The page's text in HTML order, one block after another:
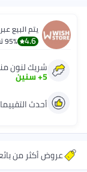
يتم البيع عبر
4.6
95%
شريك لنون
5
+سنين
أحدث
عروض أكثر من